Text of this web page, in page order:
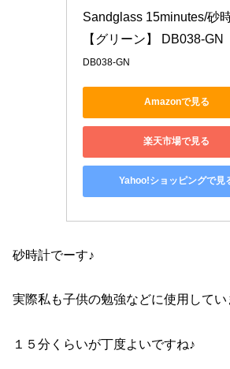
Sandglass 15minutes/砂
【グリーン】 DB038-GN
DB038-GN
Amazonで見る
楽天市場で見る
Yahoo!ショッピングで見
砂時計でーす♪
実際私も子供の勉強などに使用してい
１５分くらいが丁度よいですね♪